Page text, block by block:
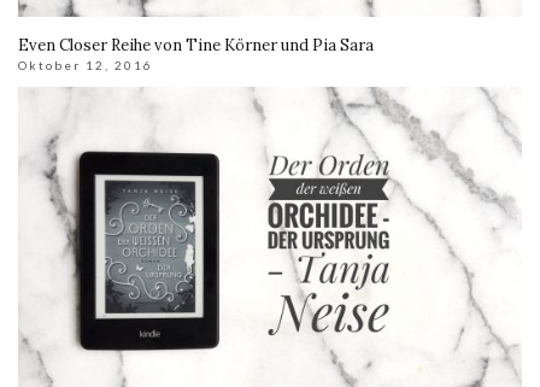
Even Closer Reihe von Tine Körner und Pia Sara
Oktober 12, 2016